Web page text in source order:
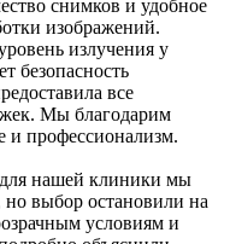
снимков и удобное
изображений.
излучения у
безопасность
все
Мы благодарим
и профессионализм.
для нашей клиники мы
но выбор остановили на
условиям и